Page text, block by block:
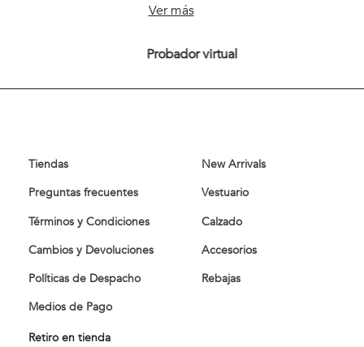
Ver más
Probador virtual
Tiendas
Preguntas frecuentes
Términos y Condiciones
Cambios y Devoluciones
Políticas de Despacho
Medios de Pago
Retiro en tienda
New Arrivals
Vestuario
Calzado
Accesorios
Rebajas